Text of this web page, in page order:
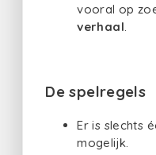
vooral op
verhaal
De spelregels
Er is slechts
mogelijk.